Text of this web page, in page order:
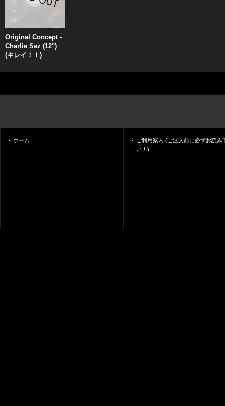
Original Concept -
Charlie Sez (12'')
(キレイ！！)
ホーム
ご利用案内 (ご注文前に必ずお読み
い！)